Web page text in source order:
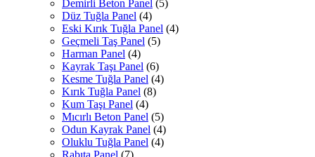
Demirli Beton Panel (5)
Düz Tuğla Panel (4)
Eski Kırık Tuğla Panel (4)
Geçmeli Taş Panel (5)
Harman Panel (4)
Kayrak Taşı Panel (6)
Kesme Tuğla Panel (4)
Kırık Tuğla Panel (8)
Kum Taşı Panel (4)
Mıcırlı Beton Panel (5)
Odun Kayrak Panel (4)
Oluklu Tuğla Panel (4)
Rabıta Panel (7)